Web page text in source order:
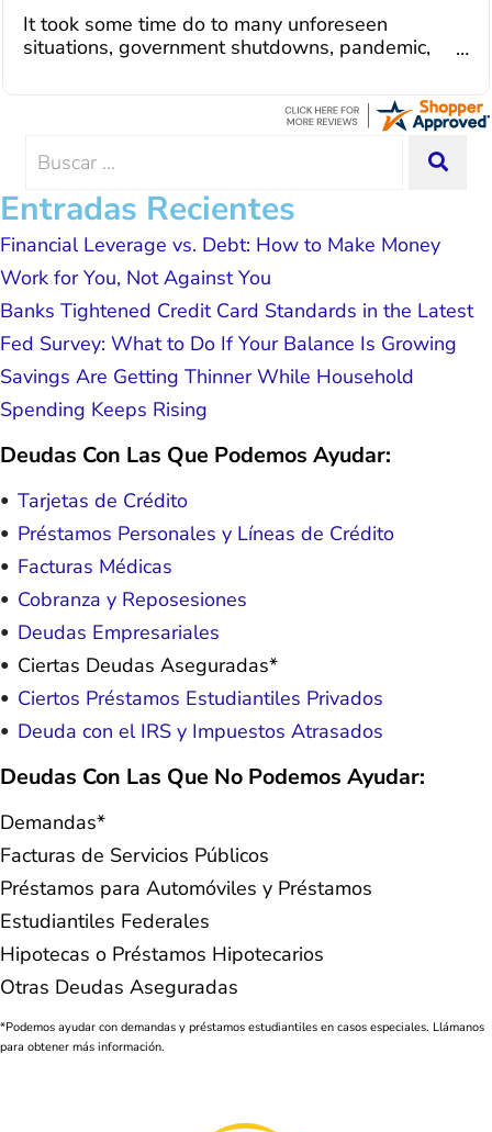
debt management unique to me and my
situation. Each person I have worked
hope. I look forward to better days for
possible because of J Miller, and I am
I recently paid off my consolidation with Curadebt
and it was a very good experience all the way
He answered all of my questions quickly and
Search
Entradas Recientes
Financial Leverage vs. Debt: How to Make Money
Work for You, Not Against You
Banks Tightened Credit Card Standards in the Latest
Fed Survey: What to Do If Your Balance Is Growing
Savings Are Getting Thinner While Household
Spending Keeps Rising
Deudas Con Las Que Podemos Ayudar:
Tarjetas de Crédito
Préstamos Personales y Líneas de Crédito
Facturas Médicas
Cobranza y Reposesiones
Deudas Empresariales
Ciertas Deudas Aseguradas*
Ciertos Préstamos Estudiantiles Privados
Deuda con el IRS y Impuestos Atrasados
Deudas Con Las Que No Podemos Ayudar:
Demandas*
Facturas de Servicios Públicos
Préstamos para Automóviles y Préstamos
Estudiantiles Federales
Hipotecas o Préstamos Hipotecarios
Otras Deudas Aseguradas
*Podemos ayudar con demandas y préstamos estudiantiles en casos especiales. Llámanos
para obtener más información.